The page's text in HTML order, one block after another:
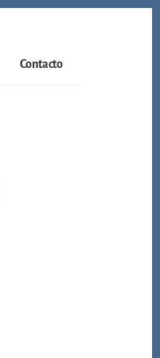
Contacto